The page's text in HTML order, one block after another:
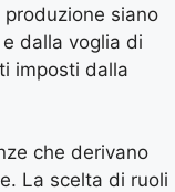
siano
dalla voglia di
imposti dalla
che derivano
La scelta di ruoli